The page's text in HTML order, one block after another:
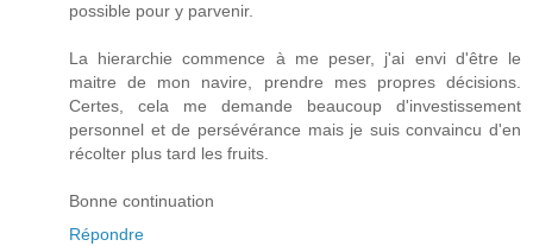
possible pour y parvenir.
La hierarchie commence à me peser, j'ai envi d'être le
maitre de mon navire, prendre mes propres décisions.
Certes, cela me demande beaucoup d'investissement
personnel et de persévérance mais je suis convaincu d'en
récolter plus tard les fruits.
Bonne continuation
Répondre